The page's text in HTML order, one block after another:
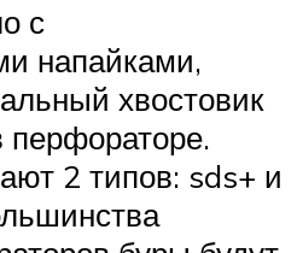
с
напайками,
хвостовик
перфораторе.
2 типов: sds+ и